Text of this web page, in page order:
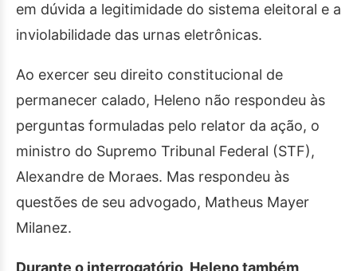
em dúvida a legitimidade do sistema eleitoral e a
inviolabilidade das urnas eletrônicas.
Ao exercer seu direito constitucional de
permanecer calado, Heleno não respondeu às
perguntas formuladas pelo relator da ação, o
ministro do Supremo Tribunal Federal (STF),
Alexandre de Moraes. Mas respondeu às
questões de seu advogado, Matheus Mayer
Milanez.
Durante o interrogatório, Heleno também